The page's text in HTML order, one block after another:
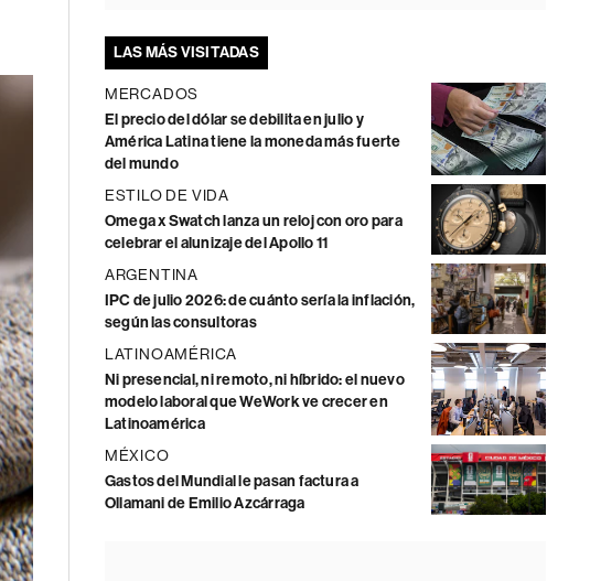
LAS MÁS VISITADAS
MERCADOS
El precio del dólar se debilita en julio y
América Latina tiene la moneda más fuerte
del mundo
ESTILO DE VIDA
Omega x Swatch lanza un reloj con oro para
celebrar el alunizaje del Apollo 11
ARGENTINA
IPC de julio 2026: de cuánto sería la inflación,
según las consultoras
LATINOAMÉRICA
Ni presencial, ni remoto, ni híbrido: el nuevo
modelo laboral que WeWork ve crecer en
Latinoamérica
MÉXICO
Gastos del Mundial le pasan factura a
Ollamani de Emilio Azcárraga